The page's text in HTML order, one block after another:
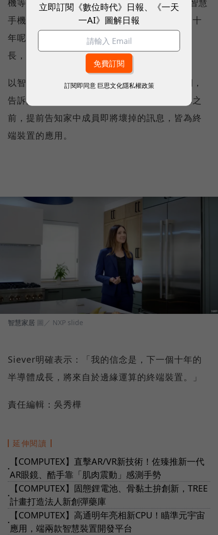
機等成長快速；從2010至2020年左右，則是智慧
手機和資料中心應用的黃金成長期。那接下來十
年呢？「智慧聯網、家居和工廠等將會驅動增
長，而恩智浦的目標是成為行業領導者。」
以智慧家居為例，未來冰箱將結合AI和物聯網，
告訴開啟冰箱者所需吃的東西；火爐會再壞掉之
前，提前告知家中成員即將壞掉的訊息，皆為終
端裝置的應用。
智慧家居 圖／ NXP slide
Siever明確表示：「我的信念是，下一個十年的
半導體成長，將來自於邊緣運算的終端裝置。」
責任編輯：吳秀樺
延伸閱讀
●
【COMPUTEX】直擊AR/VR新技術！佐臻推新一代
AR眼鏡、酷手靠「肌肉震動」感測手勢
●
【COMPUTEX】固態鋰電池、骨黏土拚創新，TREE
計畫打造法人新創彈藥庫
●
【COMPUTEX】高通明年亮相新CPU！瞄準元宇宙
應用，端兩款智慧裝置開發平台
立即訂閱《數位時代》日報、《一天
一AI》圖解日報
訂閱即同意 巨思文化隱私權政策